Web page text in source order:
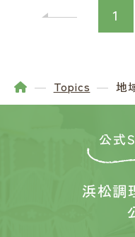
1
Topics 地
浜松調